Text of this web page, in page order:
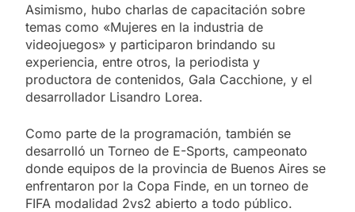
Asimismo, hubo charlas de capacitación sobre
temas como «Mujeres en la industria de
videojuegos» y participaron brindando su
experiencia, entre otros, la periodista y
productora de contenidos, Gala Cacchione, y el
desarrollador Lisandro Lorea.
Como parte de la programación, también se
desarrolló un Torneo de E-Sports, campeonato
donde equipos de la provincia de Buenos Aires se
enfrentaron por la Copa Finde, en un torneo de
FIFA modalidad 2vs2 abierto a todo público.